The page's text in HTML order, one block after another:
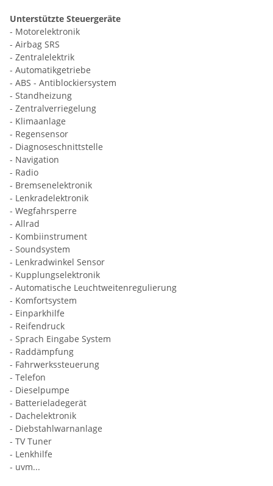
Unterstützte Steuergeräte
- Motorelektronik
- Airbag SRS
- Zentralelektrik
- Automatikgetriebe
- ABS - Antiblockiersystem
- Standheizung
- Zentralverriegelung
- Klimaanlage
- Regensensor
- Diagnoseschnittstelle
- Navigation
- Radio
- Bremsenelektronik
- Lenkradelektronik
- Wegfahrsperre
- Allrad
- Kombiinstrument
- Soundsystem
- Lenkradwinkel Sensor
- Kupplungselektronik
- Automatische Leuchtweitenregulierung
- Komfortsystem
- Einparkhilfe
- Reifendruck
- Sprach Eingabe System
- Raddämpfung
- Fahrwerkssteuerung
- Telefon
- Dieselpumpe
- Batterieladegerät
- Dachelektronik
- Diebstahlwarnanlage
- TV Tuner
- Lenkhilfe
- uvm...